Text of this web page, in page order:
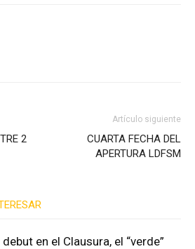
2
Artículo siguiente
CUARTA FECHA DEL
APERTURA LDFSM
debut en el Clausura, el “verde”